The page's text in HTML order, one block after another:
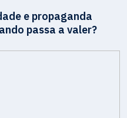
e propaganda
passa a valer?